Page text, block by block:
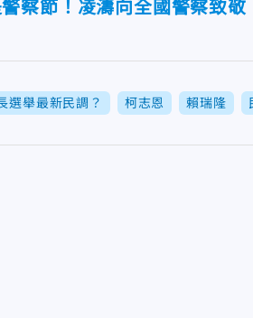
察節！凌濤向全國警察致敬
選舉最新民調？ 柯志恩 賴瑞隆